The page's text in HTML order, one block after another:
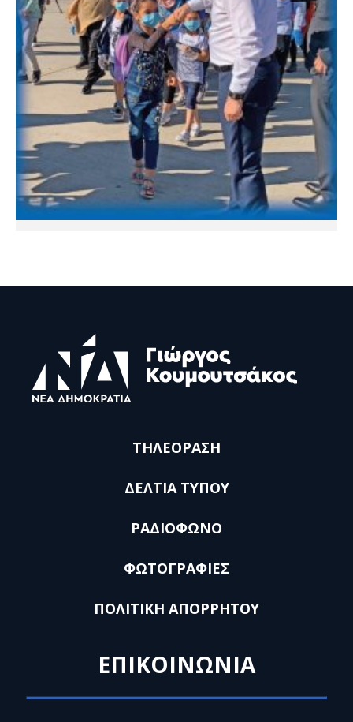
ΤΗΛΕΟΡΑΣΗ
ΔΕΛΤΙΑ ΤΥΠΟΥ
ΡΑΔΙΟΦΩΝΟ
ΦΩΤΟΓΡΑΦΙΕΣ
ΠΟΛΙΤΙΚΗ ΑΠΟΡΡΗΤΟΥ
ΕΠΙΚΟΙΝΩΝΙΑ